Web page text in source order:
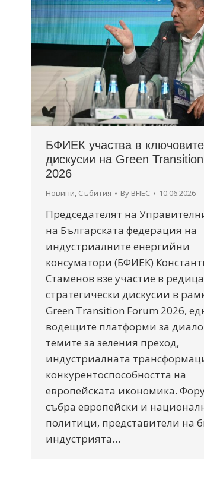
БФИЕК участва в ключовите
дискусии на Green
2026
Новини, Събития By BFIEC 10.06.2026
Председателят на
на Българската федерация на
индустриалните енергийни
консуматори (БФИЕК)
Стаменов взе участие в редица
стратегически дискусии в
Green Transition Forum 2026,
водещите платформи за
темите за зеления преход,
индустриалната
конкурентоспособността на
европейската икономика.
събра европейски и
политици, представители на
индустрията…